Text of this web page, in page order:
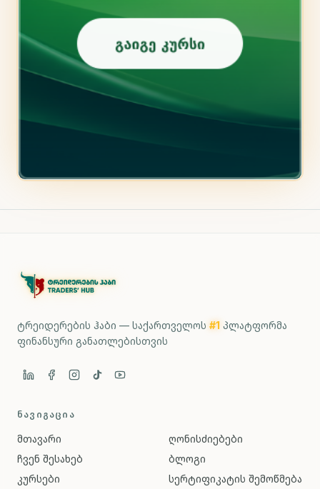
ტრეიდერების ჰაბი — საქართველოს #1 პლატფორმა
ფინანსური განათლებისთვის
ᲜᲐᲕᲘᲒᲐᲪᲘᲐ
მთავარი
ჩვენ შესახებ
კურსები
ღონისძიებები
ბლოგი
სერტიფიკატის შემოწმება